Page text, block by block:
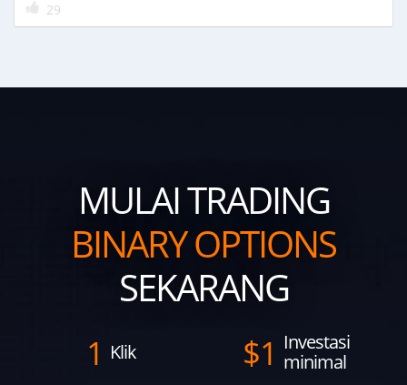
29
MULAI TRADING
BINARY OPTIONS
SEKARANG
1 Klik $1 Investasi
minimal